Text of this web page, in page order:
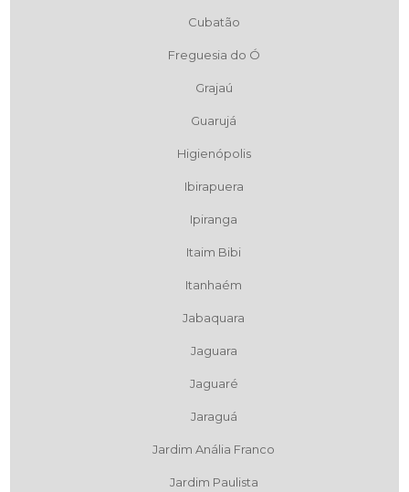
Cubatão
Freguesia do Ó
Grajaú
Guarujá
Higienópolis
Ibirapuera
Ipiranga
Itaim Bibi
Itanhaém
Jabaquara
Jaguara
Jaguaré
Jaraguá
Jardim Anália Franco
Jardim Paulista